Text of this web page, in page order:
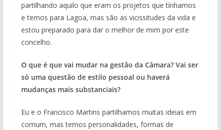
partilhando aquilo que eram os projetos que tínhamos
e temos para Lagoa, mas são as vicissitudes da vida e
estou preparado para dar o melhor de mim por este
concelho.
O que é que vai mudar na gestão da Câmara? Vai ser
só uma questão de estilo pessoal ou haverá
mudanças mais substanciais?
Eu e o Francisco Martins partilhamos muitas ideias em
comum, mas temos personalidades, formas de